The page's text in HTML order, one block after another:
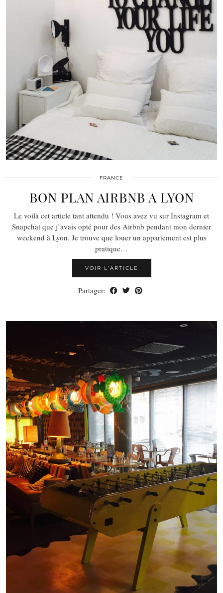
FRANCE
BON PLAN AIRBNB A LYON
Le voilà cet article tant attendu ! Vous avez vu sur Instagram et
Snapchat que j’avais opté pour des Airbnb pendant mon dernier
weekend à Lyon. Je trouve que louer un appartement est plus
pratique…
VOIR L’ARTICLE
Partager: